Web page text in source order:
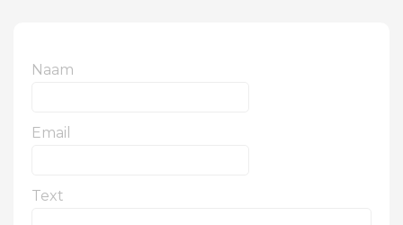
Naam
Email
Text